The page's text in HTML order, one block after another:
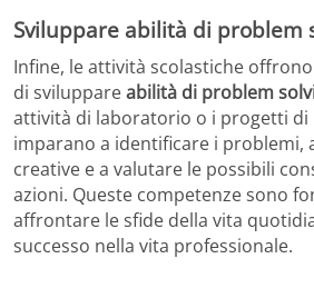
Sviluppare abilità di problem
Infine, le attività scolastiche
di sviluppareabilità di problem
attività di laboratorio o i progetti di
imparano a identificare i problemi,
creative e a valutare le possibili
azioni. Queste competenze sono
affrontare le sfide della vita
successo nella vita professionale.